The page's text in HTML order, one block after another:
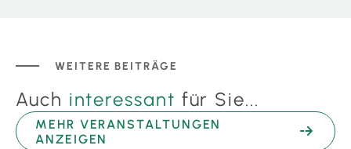
WEITERE BEITRÄGE
Auch interessant für Sie...
MEHR VERANSTALTUNGEN
ANZEIGEN